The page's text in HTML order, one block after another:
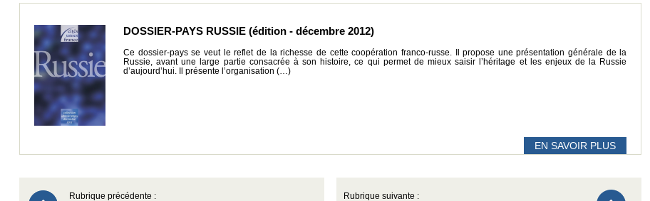
DOSSIER-PAYS RUSSIE (édition - décembre 2012)
Ce dossier-pays se veut le reflet de la richesse de cette coopération franco-russe. Il propose une présentation générale de la
Russie, avant une large partie consacrée à son histoire, ce qui permet de mieux saisir l’héritage et les enjeux de la Russie
d’aujourd’hui. Il présente l’organisation (…)
EN SAVOIR PLUS
Rubrique précédente : Rubrique suivante :